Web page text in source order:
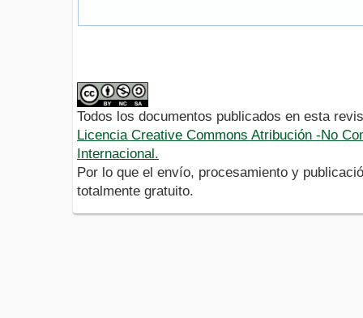
Todos los documentos publicados en esta
Licencia Creative Commons Atribución -No
Internacional.
Por lo que el envío, procesamiento y
totalmente gratuito.